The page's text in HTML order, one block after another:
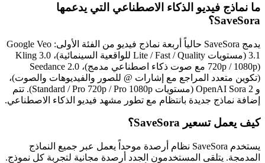
ما نماذج فيديو الذكاء الاصطناعي التي يدعمها
SaveSora؟
يدمج SaveSora حالياً أربعة نماذج فيديو من الفئة الأولى: Google Veo
3.1 (مستويات Lite / Fast / Quality للواقعية السينمائية)، Kling 3.0
(720p / 1080p مع صوت ذكاء اصطناعي مدمج)، Seedance 2.0
(تكوين متعدد المراجع مع إشارات @ للصور والفيديوهات والصوت)،
و OpenAI Sora 2 (مستويات Standard / Pro 720p / Pro 1080p). تتم
إضافة نماذج جديدة بانتظام مع تطور مشهد فيديو الذكاء الاصطناعي.
كيف يعمل تسعير SaveSora؟
يستخدم SaveSora نظام أرصدة موحداً يعمل عبر جميع النماذج
المدمجة. يتلقى المستخدمون الجدد أرصدة مجانية لتجربة كل نموذج.